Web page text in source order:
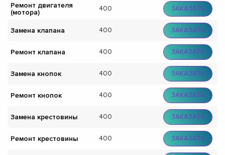
Ремонт двигателя
(мотора)
400 ЗАКАЗАТЬ
Замена клапана 400 ЗАКАЗАТЬ
Ремонт клапана 400 ЗАКАЗАТЬ
Замена кнопок 400 ЗАКАЗАТЬ
Ремонт кнопок 400 ЗАКАЗАТЬ
Замена крестовины 400 ЗАКАЗАТЬ
Ремонт крестовины 400 ЗАКАЗАТЬ